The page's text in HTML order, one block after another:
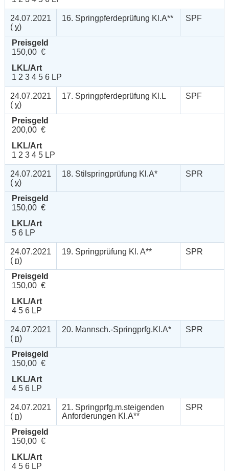
24.07.2021
( v)
16. Springpferdeprüfung Kl.A** SPF
Preisgeld
150,00 €
LKL/Art
1 2 3 4 5 6 LP
24.07.2021
( v)
17. Springpferdeprüfung Kl.L SPF
Preisgeld
200,00 €
LKL/Art
1 2 3 4 5 LP
24.07.2021
( v)
18. Stilspringprüfung Kl.A* SPR
Preisgeld
150,00 €
LKL/Art
5 6 LP
24.07.2021
( n)
19. Springprüfung Kl. A** SPR
Preisgeld
150,00 €
LKL/Art
4 5 6 LP
24.07.2021
( n)
20. Mannsch.-Springprfg.Kl.A* SPR
Preisgeld
150,00 €
LKL/Art
4 5 6 LP
24.07.2021
( n)
21. Springprfg.m.steigenden
Anforderungen Kl.A**
SPR
Preisgeld
150,00 €
LKL/Art
4 5 6 LP